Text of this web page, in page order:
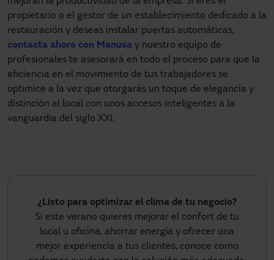
propietario o el gestor de un establecimiento dedicado a la
restauración y deseas instalar puertas automáticas,
contacta ahora con Manusa y nuestro equipo de
profesionales te asesorará en todo el proceso para que la
eficiencia en el movimiento de tus trabajadores se
optimice a la vez que otorgarás un toque de elegancia y
distinción al local con unos accesos inteligentes a la
vanguardia del siglo XXI.
¿Listo para optimizar el clima de tu negocio?
Si este verano quieres mejorar el confort de tu
local u oficina, ahorrar energía y ofrecer una
mejor experiencia a tus clientes, conoce como